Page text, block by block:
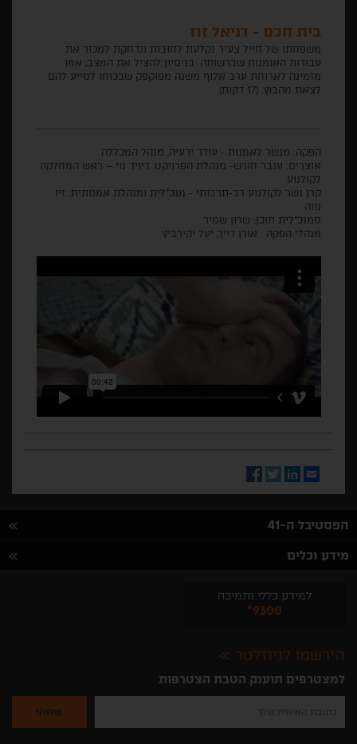
בית חכם - דניאל זוז
משפחתו של חייל צעיר נקלעת לחובות ונדחקת למכור את
עבודות האומנות שברשותה. בניסיון להציל את המצב, אמו
מזמינה לארוחת ערב אלוף משנה מפוקפק שבכוחו לסייע להם
לצאת מהבוץ. (17 דקות)
הפקה: מנשר לאמנות - עודד ידעיה, מנהל המכללה
אוצרים: ענבר חורש- מנהלת הפרויקט, דיויד נוי – ראש המחלקה
לקולנוע
קרן גשר לקולנוע רב-תרבותי - מנכ"לית ומנהלת אמנותית: זיו
נווה
סמנכ"לית תוכן: שרון שמיר
מנהלי הפקה : אורן רייך, יעל יקירביץ
Email
LinkedIn
Twitter
Facebook
הפסטיבל ה-41
מידע וכלים
למידע כללי ותמיכה
*9300
הירשמו לניוזלטר
למצטרפים תוענק הטבת הצטרפות
להזין